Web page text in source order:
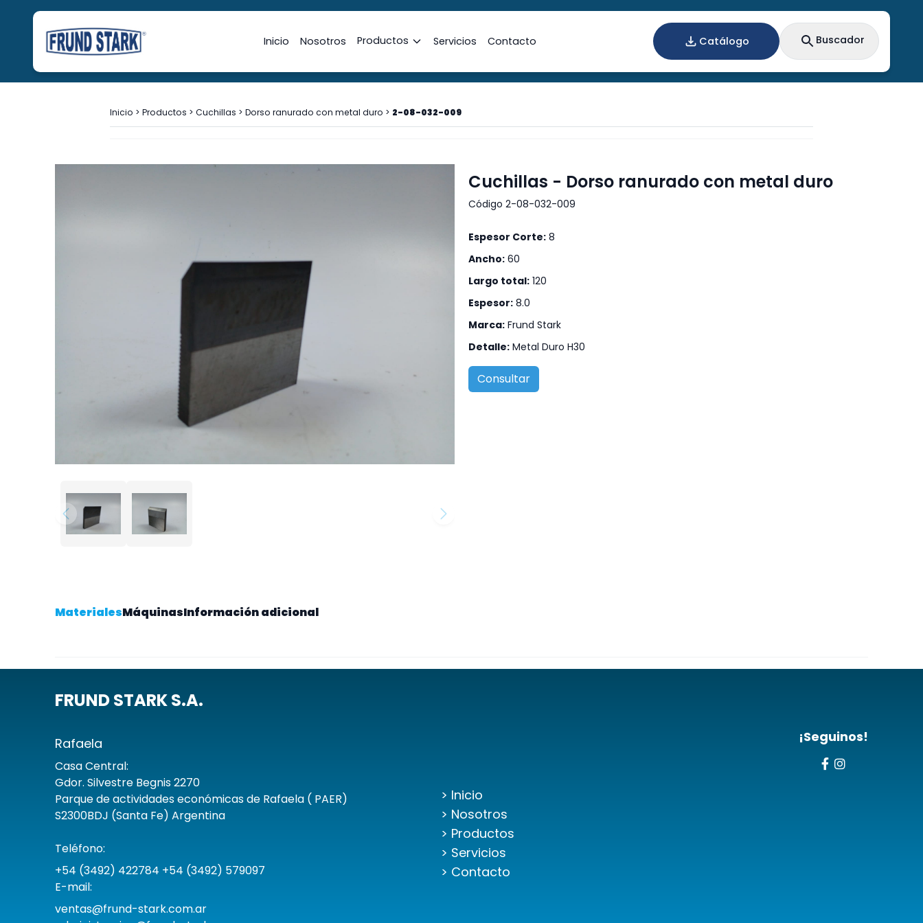
Inicio Nosotros Productos Servicios Contacto Catálogo Buscador
Inicio > Productos > Cuchillas > Dorso ranurado con metal duro > 2-08-032-009
Cuchillas - Dorso ranurado con metal duro
Código 2-08-032-009
Espesor Corte: 8
Ancho: 60
Largo total: 120
Espesor: 8.0
Marca: Frund Stark
Detalle: Metal Duro H30
Consultar
MaterialesMáquinasInformación adicional
FRUND STARK S.A.
Rafaela
Casa Central:
Gdor. Silvestre Begnis 2270
Parque de actividades económicas de Rafaela ( PAER)
S2300BDJ (Santa Fe) Argentina
Teléfono:
+54 (3492) 422784 +54 (3492) 579097
E-mail:
ventas@frund-stark.com.ar
> Inicio
> Nosotros
> Productos
> Servicios
> Contacto
¡Seguinos!